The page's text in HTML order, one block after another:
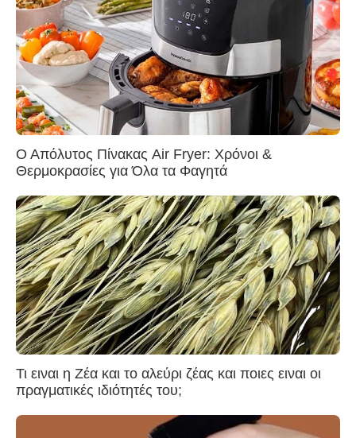
Ο Απόλυτος Πίνακας Air Fryer: Χρόνοι &
Θερμοκρασίες για Όλα τα Φαγητά
Τι ειναι η Ζέα και το αλεύρι ζέας και ποιες ειναι οι
πραγματικές ιδιότητές του;